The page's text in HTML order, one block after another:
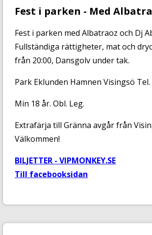
Fest i parken - Med
Fest i parken med Albatraoz och Dj
Fullständiga rättigheter, mat och
från 20:00, Dansgolv under tak.
Park Eklunden Hamnen Visingsö Tel.
Min 18 år. Obl. Leg.
Extrafärja till Gränna avgår från
Välkommen!
BILJETTER - VIPMONKEY.SE
Till facebooksidan